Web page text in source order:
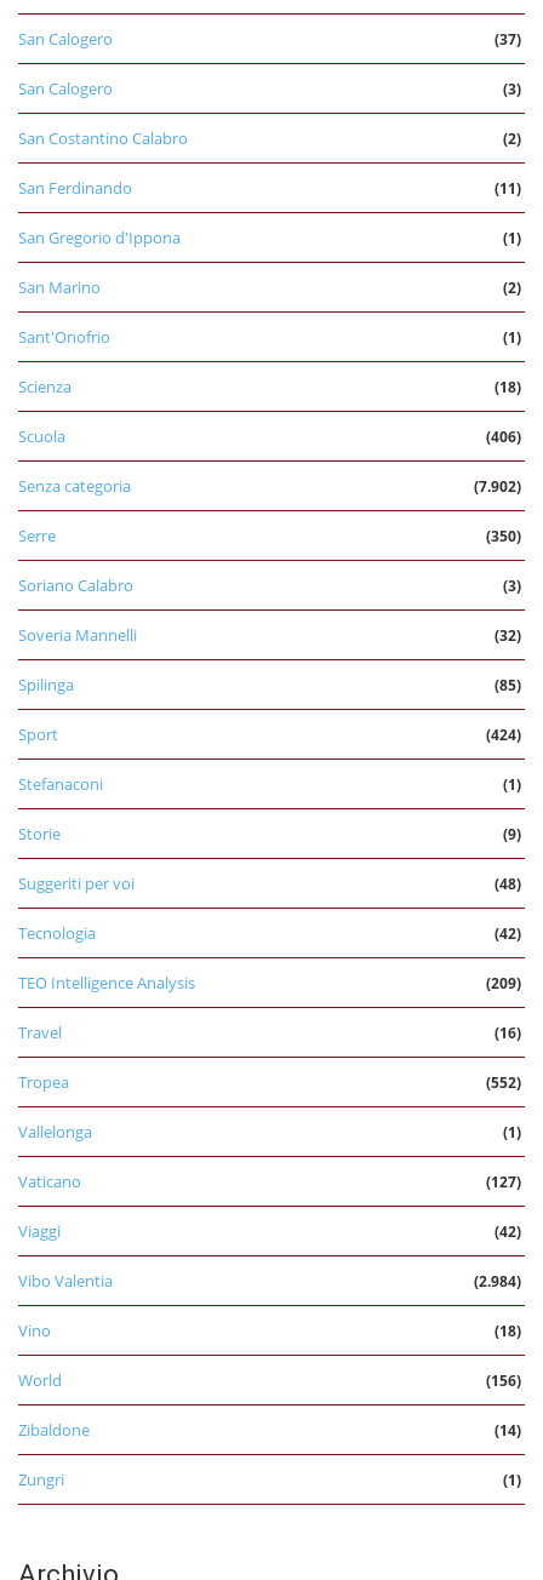
San Calogero (37)
San Calogero (3)
San Costantino Calabro (2)
San Ferdinando (11)
San Gregorio d'Ippona (1)
San Marino (2)
Sant'Onofrio (1)
Scienza (18)
Scuola (406)
Senza categoria (7.902)
Serre (350)
Soriano Calabro (3)
Soveria Mannelli (32)
Spilinga (85)
Sport (424)
Stefanaconi (1)
Storie (9)
Suggeriti per voi (48)
Tecnologia (42)
TEO Intelligence Analysis (209)
Travel (16)
Tropea (552)
Vallelonga (1)
Vaticano (127)
Viaggi (42)
Vibo Valentia (2.984)
Vino (18)
World (156)
Zibaldone (14)
Zungri (1)